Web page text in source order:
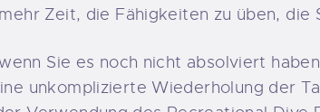
Zeit, die Fähigkeiten zu üben, die
Sie es noch nicht absolviert
unkomplizierte Wiederholung der